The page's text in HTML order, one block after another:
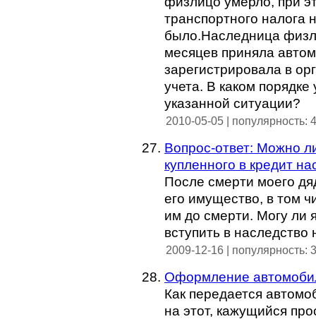
транспортного
было.Наследница
месяцев приняла
зарегистрировала в
учета. В каком
указанной ситуации?
2010-05-05 | популярность:
Вопрос-ответ: Можно
купленного в кредит
После смерти моего
его имущество, в том
им до смерти. Могу ли
вступить в
2009-12-16 | популярность:
Оформление
Как передается
на этот, кажущийся